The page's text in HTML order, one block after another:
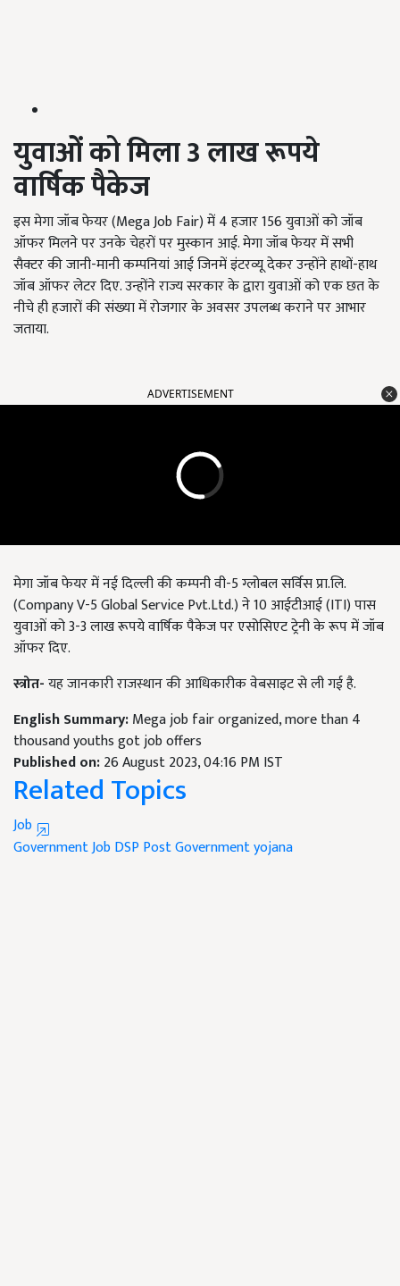
युवाओं को मिला3लाख रूपये
वार्षिक पैकेज
इस मेगा जॉब फेयर (Mega Job Fair)में4हजार156युवाओं को जॉब
ऑफर मिलने पर उनके चेहरों पर मुस्कान आई. मेगा जॉब फेयर में सभी
सैक्टर की जानी-मानी कम्पनियां आई जिनमें इंटरव्यू देकर उन्होंने हाथों-हाथ
जॉब ऑफर लेटर दिए. उन्होंने राज्य सरकार के द्वारा युवाओं को एक छत के
नीचे ही हजारों की संख्या में रोजगार के अवसर उपलब्ध कराने पर आभार
जताया.
ADVERTISEMENT
मेगा जॉब फेयर में नई दिल्ली की कम्पनी वी-5ग्लोबल सर्विस प्रा.लि.
(Company V-5 Global Service Pvt.Ltd.)ने10आईटीआई (ITI)पास
युवाओं को3-3लाख रूपये वार्षिक पैकेज पर एसोसिएट ट्रेनी के रूप में जॉब
ऑफर दिए.
स्त्रोत-यह जानकारी राजस्थान की आधिकारीक वेबसाइट से ली गई है.
English Summary:Mega job fair organized, more than 4
thousand youths got job offers
Published on:26 August 2023, 04:16 PM IST
Related Topics
Job
Government Job DSP PostGovernment yojana